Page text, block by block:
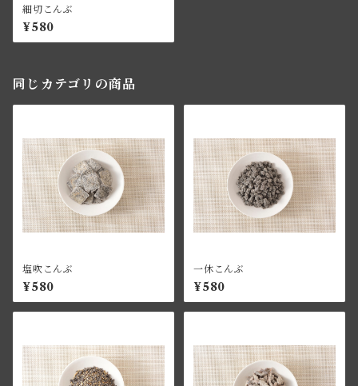
細切こんぶ
¥580
同じカテゴリの商品
塩吹こんぶ
¥580
一休こんぶ
¥580